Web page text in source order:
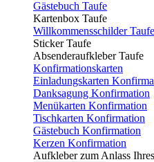
Gästebuch Taufe
Kartenbox Taufe
Willkommensschilder Taufe
Sticker Taufe
Absenderaufkleber Taufe
Konfirmationskarten
Einladungskarten
Danksagung Konfirmation
Menükarten Konfirmation
Tischkarten Konfirmation
Gästebuch Konfirmation
Kerzen Konfirmation
Aufkleber zum Anlass